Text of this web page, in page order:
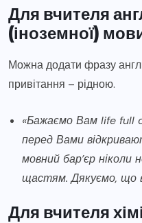
Для вчителя
(іноземної)
Можна додати фразу
привітання – рідною.
«Бажаємо Вам life full
перед Вами
мовний бар’єр
щастям. Дякуємо, що
Для вчителя